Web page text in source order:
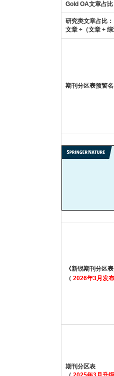
Gold OA文章占比
研究类文章占比：
文章 ÷（文章 + 综
期刊分区表预警
《新锐期刊分区表
（ 2026年3月发布
期刊分区表